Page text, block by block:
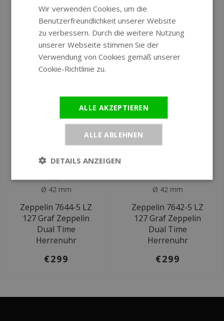
Zeppelin 8684-1 LZ
127 Graf Zeppelin
Herrenuhr
€329
Zeppelin 8684-3 LZ
127 Graf Zeppelin
Herrenuhr
€329
Ø 42 mm
Zeppelin 7644-5 LZ
127 Graf Zeppelin
Dual Time
Herrenuhr
€299
Ø 42 mm
Zeppelin 7642-5 LZ
127 Graf Zeppelin
Dual Time
Herrenuhr
€299
GERMAN
Wir verwenden Cookies, um die
Benutzerfreundlichkeit unserer Website
zu verbessern. Durch die weitere Nutzung
unserer Webseite stimmen Sie der
Verwendung von Cookies gemäß unserer
Cookie-Richtlinie zu.
ALLE AKZEPTIEREN
ALLE ABLEHNEN
DETAILS ANZEIGEN